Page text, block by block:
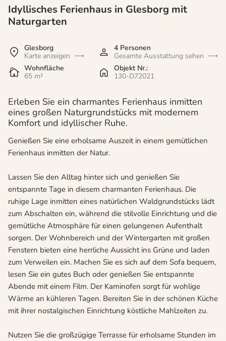
Idyllisches Ferienhaus in Glesborg mit
Naturgarten
Glesborg
Karte anzeigen
4 Personen
Gesamte Ausstattung sehen
Wohnfläche
65 m²
Objekt Nr.:
130-D72021
Erleben Sie ein charmantes Ferienhaus inmitten
eines großen Naturgrundstücks mit modernem
Komfort und idyllischer Ruhe.
Genießen Sie eine erholsame Auszeit in einem gemütlichen
Ferienhaus inmitten der Natur.
Lassen Sie den Alltag hinter sich und genießen Sie
entspannte Tage in diesem charmanten Ferienhaus. Die
ruhige Lage inmitten eines natürlichen Waldgrundstücks lädt
zum Abschalten ein, während die stilvolle Einrichtung und die
gemütliche Atmosphäre für einen gelungenen Aufenthalt
sorgen. Der Wohnbereich und der Wintergarten mit großen
Fenstern bieten eine herrliche Aussicht ins Grüne und laden
zum Verweilen ein. Machen Sie es sich auf dem Sofa bequem,
lesen Sie ein gutes Buch oder genießen Sie entspannte
Abende mit einem Film. Der Kaminofen sorgt für wohlige
Wärme an kühleren Tagen. Bereiten Sie in der schönen Küche
mit ihrer nostalgischen Einrichtung köstliche Mahlzeiten zu.
Nutzen Sie die großzügige Terrasse für erholsame Stunden im